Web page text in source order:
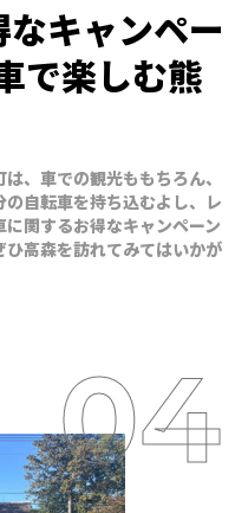
なキャンペー
で楽しむ熊
、車での観光ももちろん、
自転車を持ち込むよし、レ
関するお得なキャンペーン
高森を訪れてみてはいかが